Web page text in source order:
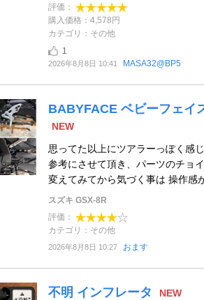
評価：
購入価格：4,578円
カテゴリ：その他
1
2026年8月8日 10:41 MASA32@BP5
BABYFACE ベビーフェイ
NEW
思ってた以上にツアラーっぽく感
参考にさせて頂き、パーツのチョ
変えてみてから気づく事は 操作感
スズキ GSX-8R
評価：
カテゴリ：その他
2026年8月8日 10:27 おます
不明 インフレータ NEW